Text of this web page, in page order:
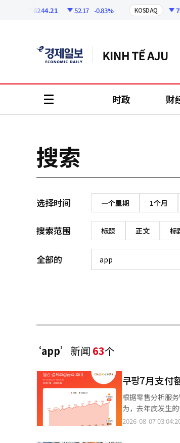
6244.21 52.17 -0.83% KOSDAQ
时政 财
搜索
选择时间 一个星期 1个月
搜索范围 标题 正文 标
全部的
‘app’ 新闻 63个
쿠팡7月支付
根据零售分析服
为，去年底发生
亿韩元，比去年
2026-08-07